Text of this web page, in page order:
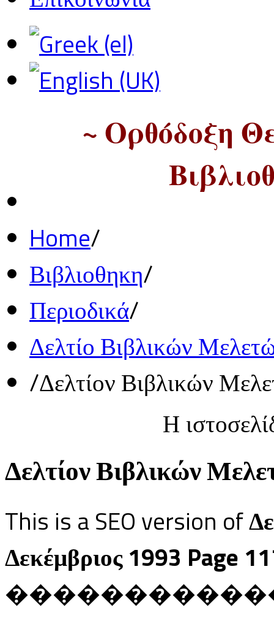
~ Ορθόδοξη
Home/
Βιβλιοθηκη/
Περιοδικά/
Δελτίο Βιβλικών
/Δελτίον Βιβλικών
Η
Δελτίον Βιβλικών
This is a SEO version of
Δεκέμβριος 1993 Page
������������